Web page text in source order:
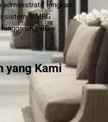
administratif lengkap
sistem SIMBG
SK PBG
yang Kami